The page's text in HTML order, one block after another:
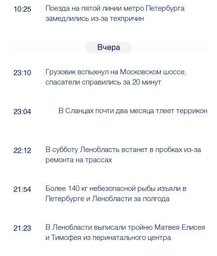
10:25
Поезда на пятой линии метро Петербурга
замедлились из-за техпричин
Вчера
23:10
Грузовик вспыхнул на Московском шоссе,
спасатели справились за 20 минут
23:04 В Сланцах почти два месяца тлеет террикон
22:12
В субботу Ленобласть встанет в пробках из-за
ремонта на трассах
21:54
Более 140 кг небезопасной рыбы изъяли в
Петербурге и Ленобласти за полгода
21:23
В Ленобласти выписали тройню Матвея Елисея
и Тимофея из перинатального центра